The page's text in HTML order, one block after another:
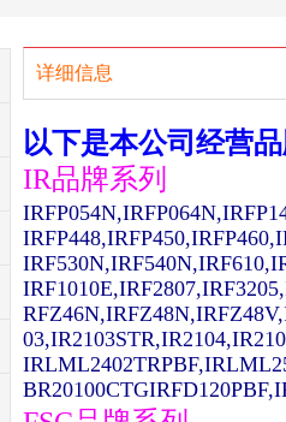
详细信息
以下是本公司经营
IR品牌系列